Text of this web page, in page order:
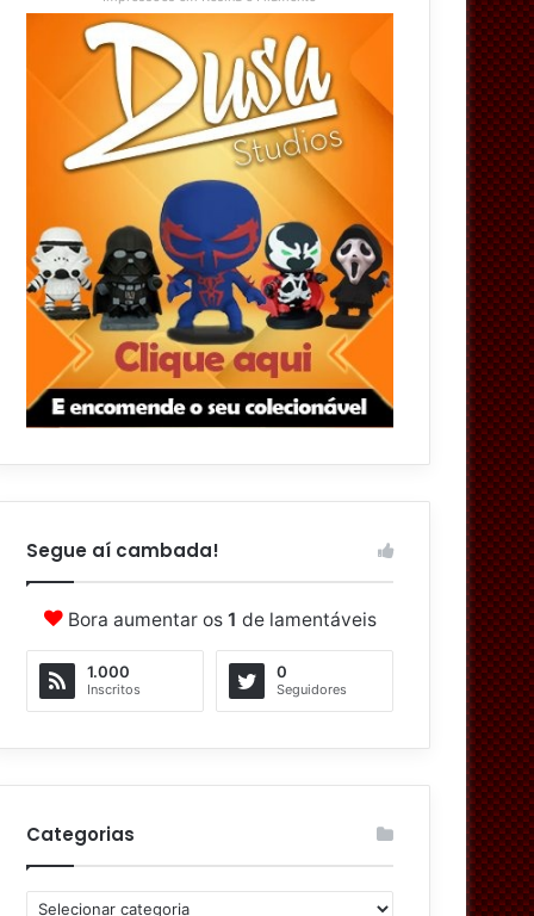
Segue aí cambada!
Bora aumentar os 1 de lamentáveis
1.000
Inscritos
0
Seguidores
Categorias